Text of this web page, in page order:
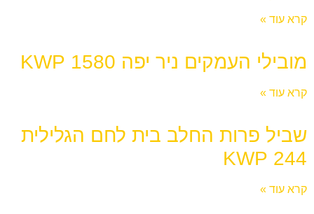
קרא עוד »
מובילי העמקים ניר יפה 1580 KWP
קרא עוד »
שביל פרות החלב בית לחם הגלילית
244 KWP
קרא עוד »